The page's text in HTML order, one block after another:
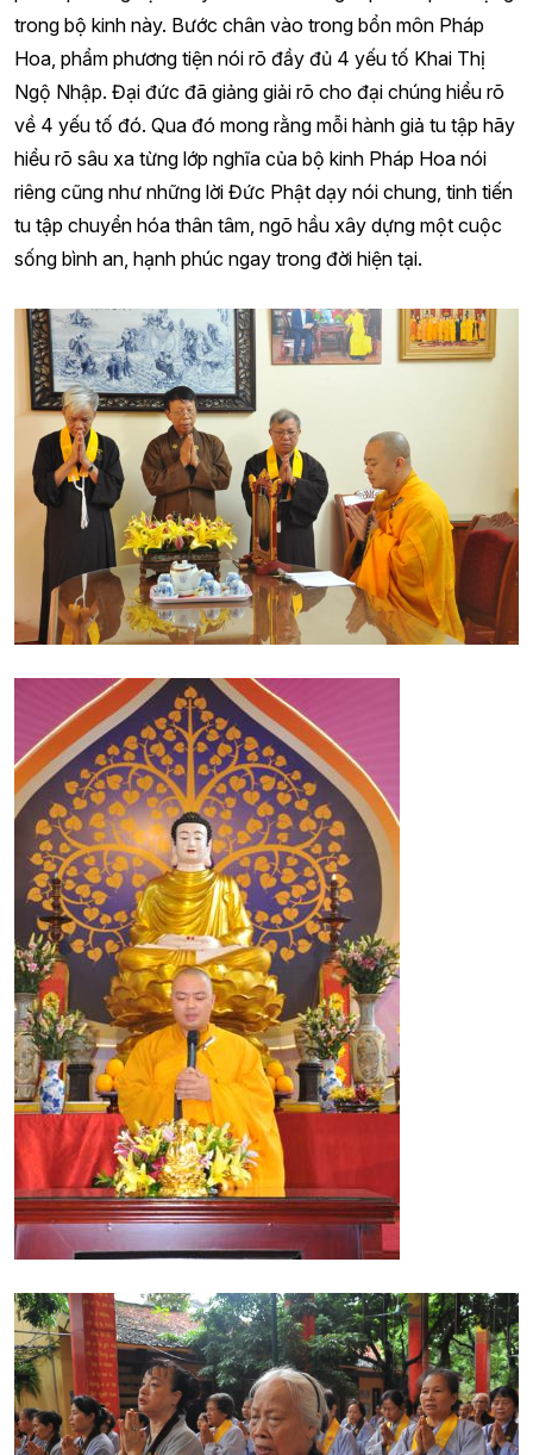
trong bộ kinh này. Bước chân vào trong bổn môn Pháp
Hoa, phẩm phương tiện nói rõ đầy đủ 4 yếu tố Khai Thị
Ngộ Nhập. Đại đức đã giảng giải rõ cho đại chúng hiểu rõ
về 4 yếu tố đó. Qua đó mong rằng mỗi hành giả tu tập hãy
hiểu rõ sâu xa từng lớp nghĩa của bộ kinh Pháp Hoa nói
riêng cũng như những lời Đức Phật dạy nói chung, tinh tiến
tu tập chuyển hóa thân tâm, ngõ hầu xây dựng một cuộc
sống bình an, hạnh phúc ngay trong đời hiện tại.